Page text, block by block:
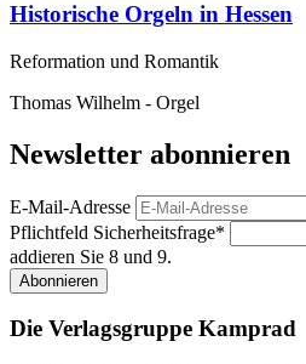
Historische Orgeln in Hessen
Reformation und Romantik
Thomas Wilhelm - Orgel
Newsletter abonnieren
E-Mail-Adresse
Pflichtfeld Sicherheitsfrage*
addieren Sie 8 und 9.
Abonnieren
Die Verlagsgruppe Kamprad